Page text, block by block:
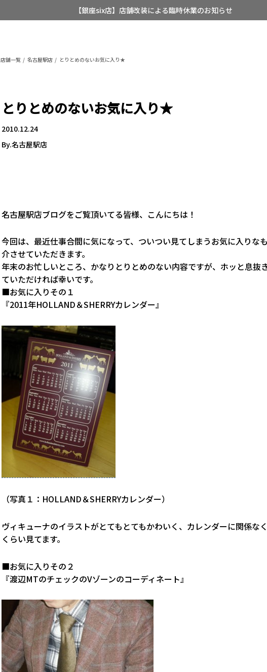
【銀座six店】店舗改装による臨時休業のお知らせ
店舗一覧 名古屋駅店 とりとめのないお気に入り★
とりとめのないお気に入り★
2010.12.24
By.名古屋駅店
名古屋駅店ブログをご覧頂いてる皆様、こんにちは！
今回は、最近仕事合間に気になって、ついつい見てしまうお気に入りな
介させていただきます。
年末のお忙しいところ、かなりとりとめのない内容ですが、ホッと息抜
ていただければ幸いです。
■お気に入りその１
『2011年HOLLAND＆SHERRYカレンダー』
（写真１：HOLLAND＆SHERRYカレンダー）
ヴィキューナのイラストがとてもとてもかわいく、カレンダーに関係な
くらい見てます。
■お気に入りその２
『渡辺MTのチェックのVゾーンのコーディネート』